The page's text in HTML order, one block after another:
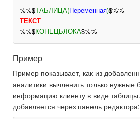
%%$ТАБЛИЦА(Переменная)$%%
ТЕКСТ
%%$КОНЕЦБЛОКА$%%
Пример
Пример показывает, как из
аналитики вычленить только нужные
информацию клиенту в виде
добавляется через панель редактора: